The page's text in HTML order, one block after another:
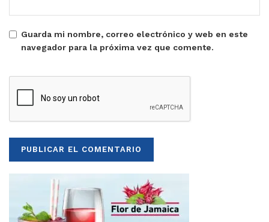
Guarda mi nombre, correo electrónico y web en este
navegador para la próxima vez que comente.